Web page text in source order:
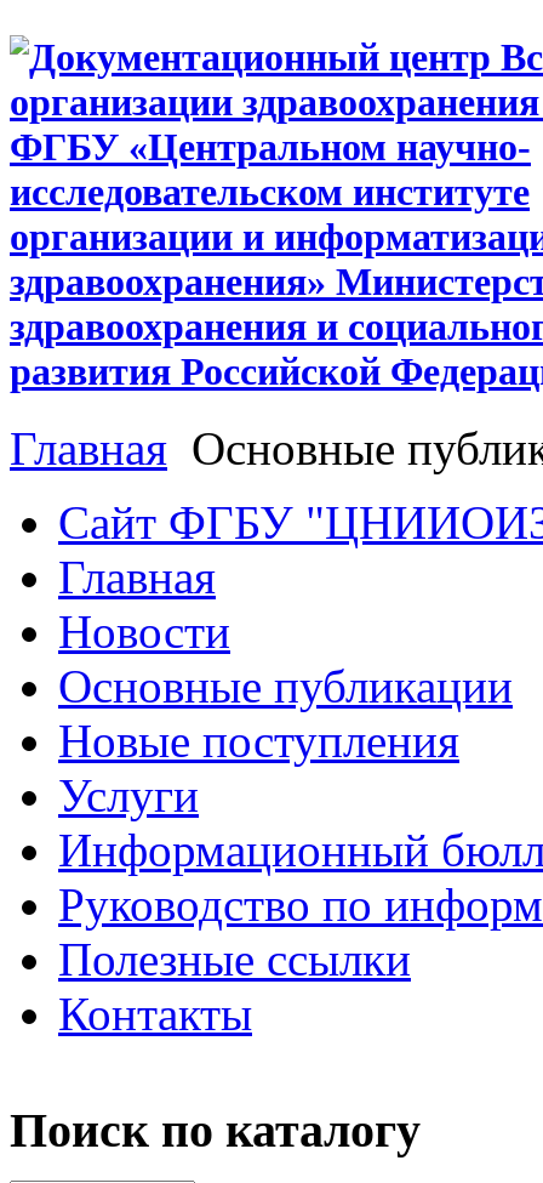
Главная Основные
Сайт ФГБУ
Главная
Новости
Основные публикации
Новые поступления
Услуги
Информационный
Руководство по
Полезные ссылки
Контакты
Поиск по каталогу